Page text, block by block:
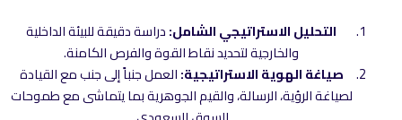
التحليل الاستراتيجي الشامل:دراسة دقيقة للبيئة الداخلية
والخارجية لتحديد نقاط القوة والفرص الكامنة.
صياغة الهوية الاستراتيجية:العمل جنباً إلى جنب مع القيادة
لصياغة الرؤية، الرسالة، والقيم الجوهرية بما يتماشى مع طموحات